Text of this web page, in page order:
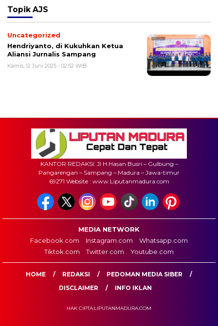
Topik AJS
Uncategorized
Hendriyanto, di Kukuhkan Ketua
Aliansi Jurnalis Sampang
Kamis, 12 Juni 2025 - 02:52 WIB
KANTOR REDAKSI: Jl H.Hasan Busri – Gulbung –
Pangarengan – Sampang – Madura – Jawa-timur
69271 Website : www.Liputanmadura.com
MEDIA NETWORK
Facebook.com
Instagram.com
Whatsapp.com
Tiktok.com
Twitter.com Youtube.com
HOME REDAKSI
PEDOMAN MEDIA SIBER
DISCLAIMER
INFO IKLAN
HAK CIPTA:LIPUTANMADURA.COM